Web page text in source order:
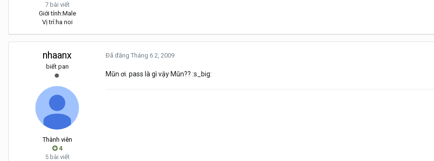
7 bài viết
Giới tính:Male
Vị trí:ha noi
nhaanx
biết pan
Thành viên
4
5 bài viết
Đã đăng Tháng 6 2, 2009
Mũn ơi. pass là gì vậy Mũn?? :s_big: